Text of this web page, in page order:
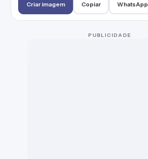
Criar imagem Copiar WhatsApp
PUBLICIDADE